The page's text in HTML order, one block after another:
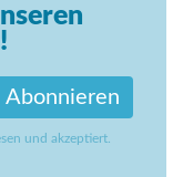
Abonnieren
und akzeptiert.